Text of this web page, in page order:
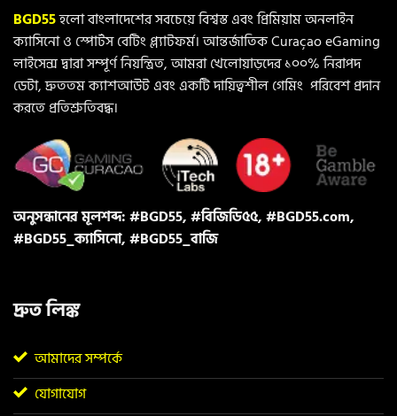
BGD55হলো বাংলাদেশের সবচেয়ে বিশ্বস্ত এবং প্রিমিয়াম অনলাইন
ক্যাসিনো ও স্পোর্টস বেটিং প্ল্যাটফর্ম। আন্তর্জাতিক Curaçao eGaming
লাইসেন্স দ্বারা সম্পূর্ণ নিয়ন্ত্রিত, আমরা খেলোয়াড়দের ১০০% নিরাপদ
ডেটা, দ্রুততম ক্যাশআউট এবং একটি দায়িত্বশীল গেমিং পরিবেশ প্রদান
করতে প্রতিশ্রুতিবদ্ধ।
অনুসন্ধানের মূলশব্দ: #BGD55, #বিজিডি৫৫, #BGD55.com,
#BGD55_ক্যাসিনো, #BGD55_বাজি
দ্রুত লিঙ্ক
আমাদের সম্পর্কে
যোগাযোগ